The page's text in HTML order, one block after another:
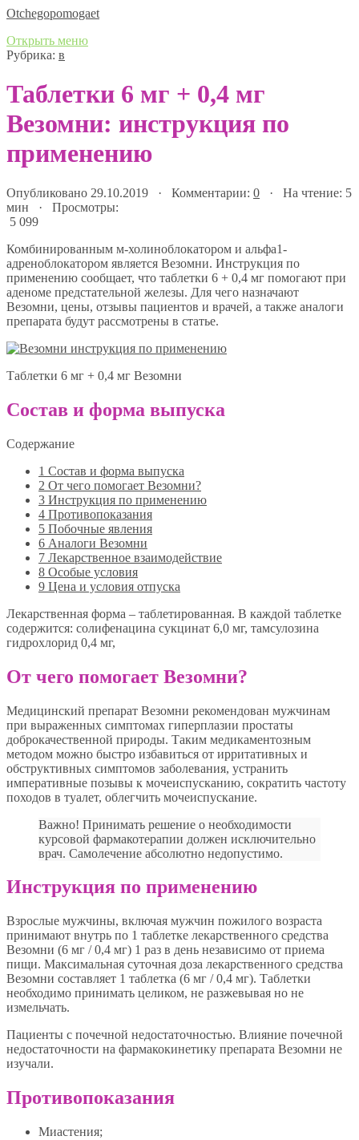
Оtchegopomogaet
Открыть меню
Рубрика: в
Таблетки 6 мг + 0,4 мг
Везомни: инструкция по
применению
Опубликовано 29.10.2019 · Комментарии: 0 · На чтение: 5
мин · Просмотры:
5 099
Комбинированным м-холиноблокатором и альфа1-
адреноблокатором является Везомни. Инструкция по
применению сообщает, что таблетки 6 + 0,4 мг помогают при
аденоме предстательной железы. Для чего назначают
Везомни, цены, отзывы пациентов и врачей, а также аналоги
препарата будут рассмотрены в статье.
Таблетки 6 мг + 0,4 мг Везомни
Состав и форма выпуска
Содержание
1 Состав и форма выпуска
2 От чего помогает Везомни?
3 Инструкция по применению
4 Противопоказания
5 Побочные явления
6 Аналоги Везомни
7 Лекарственное взаимодействие
8 Особые условия
9 Цена и условия отпуска
Лекарственная форма – таблетированная. В каждой таблетке
содержится: солифенацина сукцинат 6,0 мг, тамсулозина
гидрохлорид 0,4 мг,
От чего помогает Везомни?
Медицинский препарат Везомни рекомендован мужчинам
при выраженных симптомах гиперплазии простаты
доброкачественной природы. Таким медикаментозным
методом можно быстро избавиться от ирритативных и
обструктивных симптомов заболевания, устранить
императивные позывы к мочеиспусканию, сократить частоту
походов в туалет, облегчить мочеиспускание.
Важно! Принимать решение о необходимости
курсовой фармакотерапии должен исключительно
врач. Самолечение абсолютно недопустимо.
Инструкция по применению
Взрослые мужчины, включая мужчин пожилого возраста
принимают внутрь по 1 таблетке лекарственного средства
Везомни (6 мг / 0,4 мг) 1 раз в день независимо от приема
пищи. Максимальная суточная доза лекарственного средства
Везомни составляет 1 таблетка (6 мг / 0,4 мг). Таблетки
необходимо принимать целиком, не разжевывая но не
измельчать.
Пациенты с почечной недостаточностью. Влияние почечной
недостаточности на фармакокинетику препарата Везомни не
изучали.
Противопоказания
Миастения;